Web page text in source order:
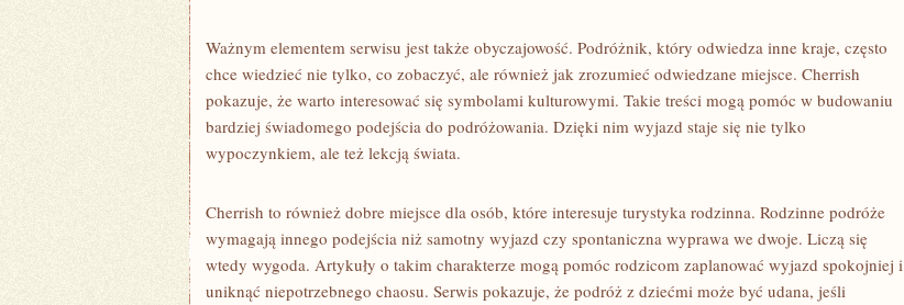
Ważnym elementem serwisu jest także obyczajowość. Podróżnik, który odwiedza inne kraje, często
chce wiedzieć nie tylko, co zobaczyć, ale również jak zrozumieć odwiedzane miejsce. Cherrish
pokazuje, że warto interesować się symbolami kulturowymi. Takie treści mogą pomóc w budowaniu
bardziej świadomego podejścia do podróżowania. Dzięki nim wyjazd staje się nie tylko
wypoczynkiem, ale też lekcją świata.
Cherrish to również dobre miejsce dla osób, które interesuje turystyka rodzinna. Rodzinne podróże
wymagają innego podejścia niż samotny wyjazd czy spontaniczna wyprawa we dwoje. Liczą się
wtedy wygoda. Artykuły o takim charakterze mogą pomóc rodzicom zaplanować wyjazd spokojniej i
uniknąć niepotrzebnego chaosu. Serwis pokazuje, że podróż z dziećmi może być udana, jeśli